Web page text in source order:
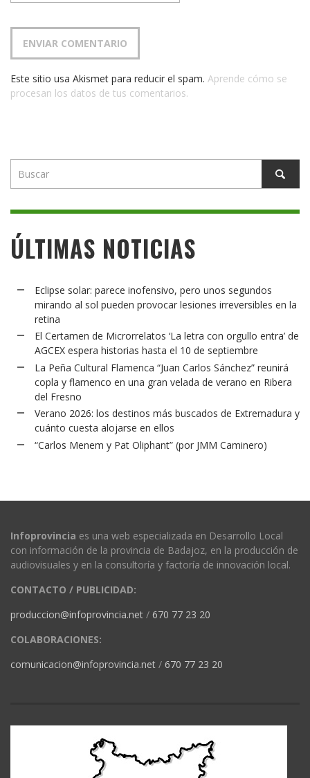
Este sitio usa Akismet para reducir el spam. Aprende cómo se
procesan los datos de tus comentarios.
ÚLTIMAS NOTICIAS
Eclipse solar: parece inofensivo, pero unos segundos
mirando al sol pueden provocar lesiones irreversibles en la
retina
El Certamen de Microrrelatos ‘La letra con orgullo entra’ de
AGCEX espera historias hasta el 10 de septiembre
La Peña Cultural Flamenca “Juan Carlos Sánchez” reunirá
copla y flamenco en una gran velada de verano en Ribera
del Fresno
Verano 2026: los destinos más buscados de Extremadura y
cuánto cuesta alojarse en ellos
“Carlos Menem y Pat Oliphant” (por JMM Caminero)
Infoprovincia es una web especializada en Desarrollo Local
con información de la provincia de Badajoz, en la producción de
audiovisuales y en la consultoría y factoría de innovación local.
CONTACTO / PUBLICIDAD:
produccion@infoprovincia.net / 670 77 23 20
COLABORACIONES:
comunicacion@infoprovincia.net / 670 77 23 20